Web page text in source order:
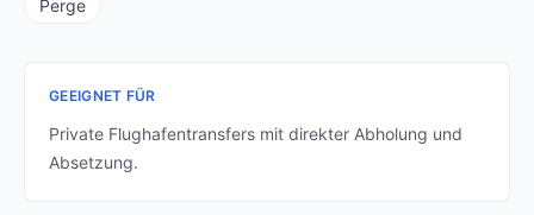
Perge
GEEIGNET FÜR
Private Flughafentransfers mit direkter Abholung und
Absetzung.